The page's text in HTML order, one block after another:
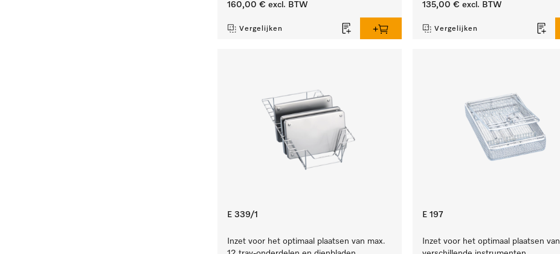
160,00 € excl. BTW
Vergelijken
135,00 € excl. BTW
Vergelijken
E 339/1
Inzet voor het optimaal plaatsen van max.
E 197
Inzet voor het optimaal plaatsen van